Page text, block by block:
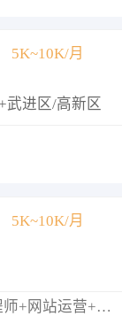
5K~10K/月
武进区/高新区
5K~10K/月
软件工程师+程序员+硬件工程师+网站运营+网络管理员